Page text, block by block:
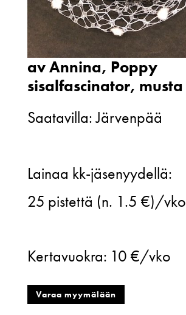
av Annina, Poppy
sisalfascinator, musta
Saatavilla: Järvenpää
Annina,
Poppy
musta
määrä
Lainaa kk-jäsenyydellä:
25 pistettä (n. 1.5 €)/vko
Kertavuokra: 10 €/vko
Varaa myymälään